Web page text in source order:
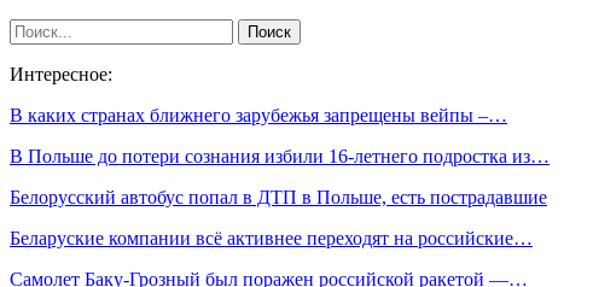
Интересное:
В каких странах ближнего зарубежья запрещены вейпы –…
В Польше до потери сознания избили 16-летнего подростка из…
Белорусский автобус попал в ДТП в Польше, есть пострадавшие
Беларуские компании всё активнее переходят на российские…
Самолет Баку-Грозный был поражен российской ракетой —…